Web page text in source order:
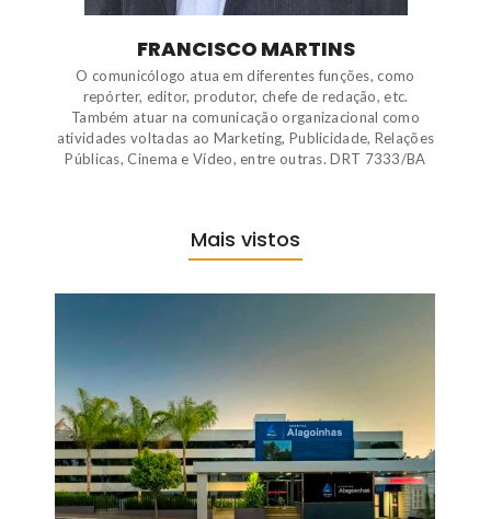
FRANCISCO MARTINS
O comunicólogo atua em diferentes funções, como
repórter, editor, produtor, chefe de redação, etc.
Também atuar na comunicação organizacional como
atividades voltadas ao Marketing, Publicidade, Relações
Públicas, Cinema e Vídeo, entre outras. DRT 7333/BA
Mais vistos